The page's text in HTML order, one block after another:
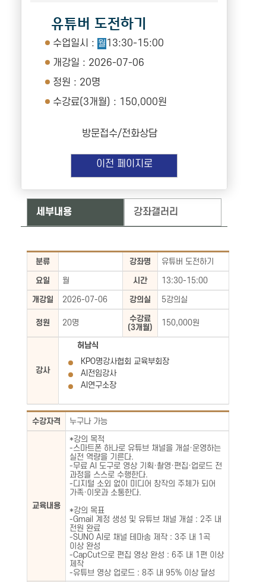
유튜버 도전하기
수업일시 : 월 13:30-15:00
개강일 : 2026-07-06
정원 : 20명
수강료(3개월) : 150,000원
방문접수/전화상담
이전 페이지로
세부내용 강좌갤러리
분류 강좌명 유튜버 도전하기
요일 월 시간 13:30-15:00
개강일 2026-07-06 강의실 5강의실
정원 20명
수강료
(3개월)
150,000원
강사
허남식
KPO명강사협회 교육부회장
AI전임강사
AI연구소장
수강자격 누구나 가능
교육내용
*강의 목적
-스마트폰 하나로 유튜브 채널을 개설·운영하는
실전 역량을 기른다.
-무료 AI 도구로 영상 기획·촬영·편집·업로드 전
과정을 스스로 수행한다.
-디지털 소외 없이 미디어 창작의 주체가 되어
가족·이웃과 소통한다.
*강의 목표
-Gmail 계정 생성 및 유튜브 채널 개설 : 2주 내
전원 완료
-SUNO AI로 채널 테마송 제작 : 3주 내 1곡
이상 완성
-CapCut으로 편집 영상 완성 : 6주 내 1편 이상
제작
-유튜브 영상 업로드 : 8주 내 95% 이상 달성